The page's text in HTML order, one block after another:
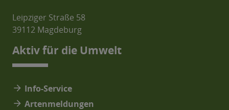
Leipziger Straße 58
39112 Magdeburg
Aktiv für die Umwelt
arrow_forward Info-Service
arrow_forward Artenmeldungen